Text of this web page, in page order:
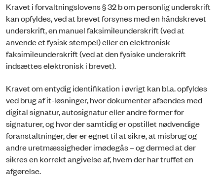
Kravet i forvaltningslovens § 32 b om personlig underskrift
kan opfyldes, ved at brevet forsynes med en håndskrevet
underskrift, en manuel faksimileunderskrift (ved at
anvende et fysisk stempel) eller en elektronisk
faksimileunderskrift (ved at den fysiske underskrift
indsættes elektronisk i brevet).
Kravet om entydig identifikation i øvrigt kan bl.a. opfyldes
ved brug af it-løsninger, hvor dokumenter afsendes med
digital signatur, autosignatur eller andre former for
signaturer, og hvor der samtidig er opstillet nødvendige
foranstaltninger, der er egnet til at sikre, at misbrug og
andre uretmæssigheder imødegås – og dermed at der
sikres en korrekt angivelse af, hvem der har truffet en
afgørelse.